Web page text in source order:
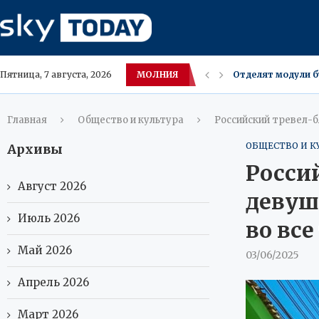
Пятница, 7 августа, 2026 МОЛНИЯ Отделят модули
Ожирение в
Певица Клава
Решетников:
Ростелеком
Casio
В ХМАО введут
В ХМАО
Главная Общество и культура Российский тревел-
ОБЩЕСТВО И
во
03/06/2025
Архивы
Август 2026
Июль 2026
Май 2026
Апрель 2026
Март 2026